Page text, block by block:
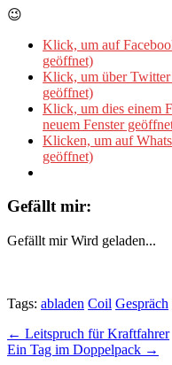
😉
Klick, um auf
geöffnet)
Klick, um über Twitter
geöffnet)
Klick, um dies einem
neuem Fenster
Klicken, um auf
geöffnet)
Gefällt mir:
Gefällt mir Wird geladen...
Tags: abladen Coil Gespräch
Post
navigation
← Leitspruch für Kraftfahrer
Ein Tag im Doppelpack →